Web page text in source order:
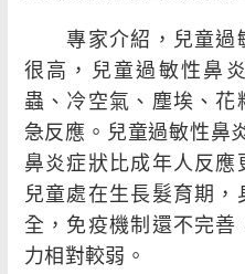
專家介紹，兒童過
很高，兒童過敏性鼻
蟲、冷空氣、塵埃、
急反應。兒童過敏性鼻
鼻炎症狀比成年人反
兒童處在生長髮育期
全，免疫機制還不完
力相對較弱。